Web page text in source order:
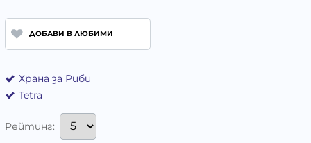
ДОБАВИ В ЛЮБИМИ
Храна за Риби
Tetra
Рейтинг: